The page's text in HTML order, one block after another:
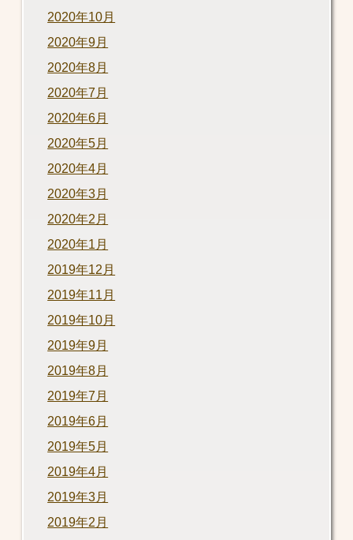
2020年10月
2020年9月
2020年8月
2020年7月
2020年6月
2020年5月
2020年4月
2020年3月
2020年2月
2020年1月
2019年12月
2019年11月
2019年10月
2019年9月
2019年8月
2019年7月
2019年6月
2019年5月
2019年4月
2019年3月
2019年2月